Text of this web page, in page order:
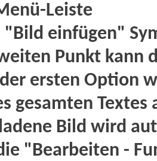
Leiste
"Bild einfügen"
Punkt kann
ersten Option
gesamten Textes
Bild wird
"Bearbeiten -